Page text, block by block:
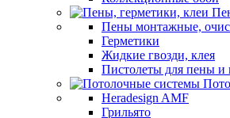
Пены монтажные,
Герметики
Жидкие гвозди, клея
Пистолеты для пены и
Heradesign AMF
Грильято